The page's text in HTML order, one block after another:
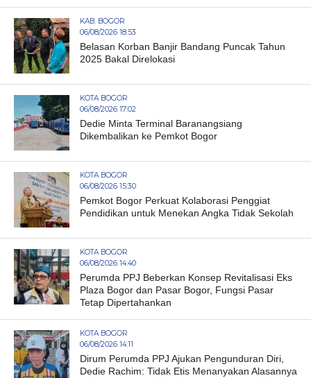
KAB. BOGOR
06/08/2026 18:53
Belasan Korban Banjir Bandang Puncak Tahun
2025 Bakal Direlokasi
KOTA BOGOR
06/08/2026 17:02
Dedie Minta Terminal Baranangsiang
Dikembalikan ke Pemkot Bogor
KOTA BOGOR
06/08/2026 15:30
Pemkot Bogor Perkuat Kolaborasi Penggiat
Pendidikan untuk Menekan Angka Tidak Sekolah
KOTA BOGOR
06/08/2026 14:40
Perumda PPJ Beberkan Konsep Revitalisasi Eks
Plaza Bogor dan Pasar Bogor, Fungsi Pasar
Tetap Dipertahankan
KOTA BOGOR
06/08/2026 14:11
Dirum Perumda PPJ Ajukan Pengunduran Diri,
Dedie Rachim: Tidak Etis Menanyakan Alasannya